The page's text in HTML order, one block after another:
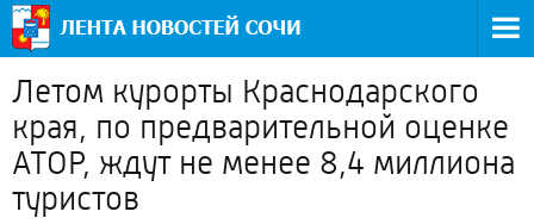
Летом курорты Краснодарского
края, по предварительной оценке
АТОР, ждут не менее 8,4 миллиона
туристов